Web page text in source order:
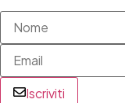
Iscriviti